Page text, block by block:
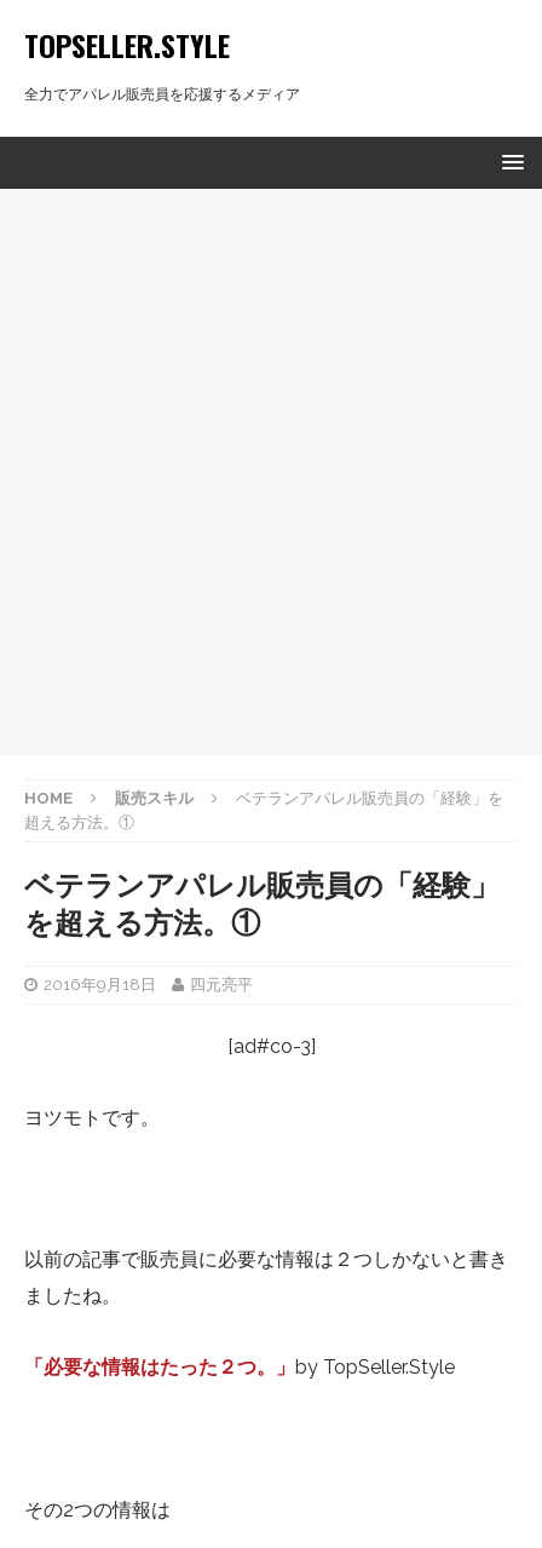
TOPSELLER.STYLE
全力でアパレル販売員を応援するメディア
HOME 販売スキル
ベテランアパレル販売員の「経験」を
超える方法。①
ベテランアパレル販売員の「経験」
を超える方法。①
2016年9月18日 四元亮平
[ad#co-3]
ヨツモトです。
以前の記事で販売員に必要な情報は２つしかないと書き
ましたね。
「必要な情報はたった２つ。」 by TopSeller.Style
その2つの情報は